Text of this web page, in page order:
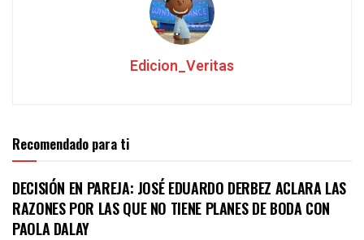
Edicion_Veritas
Recomendado para ti
DECISIÓN EN PAREJA: JOSÉ EDUARDO DERBEZ ACLARA LAS
RAZONES POR LAS QUE NO TIENE PLANES DE BODA CON
PAOLA DALAY